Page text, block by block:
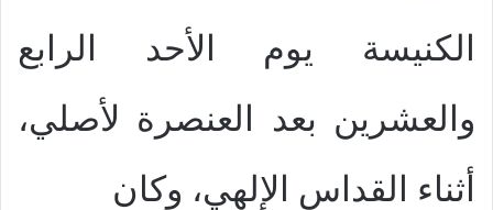
الكنيسة يوم الأحد الرابع
والعشرين بعد العنصرة لأصلي،
أثناء القداس الإلهي، وكان